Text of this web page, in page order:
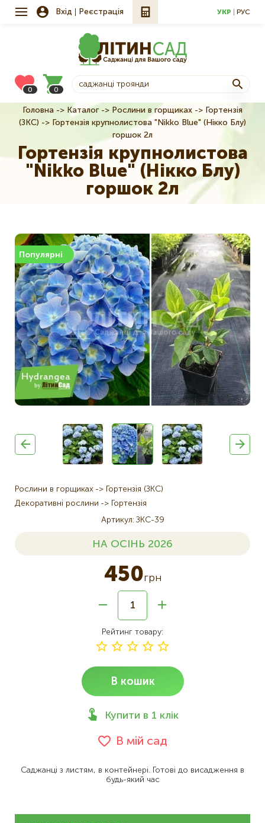
Вхід Реєстрація УКР РУС
0 0
Рядок
Головна Каталог Рослини в горщиках
Гортензія
(ЗКС)
Гортензія крупнолистова "Nikko Blue" (Нікко Блу)
горшок 2л
Гортензія крупнолистова
"Nikko Blue" (Нікко Блу)
горшок 2л
Популярні
Рослини в горщиках
Гортензія (ЗКС)
Декоративні рослини
Гортензія
Артикул ЗКС-39
НА ОСІНЬ 2026
450грн
Рейтинг товару
В кошик
Купити в 1 клік
В мій сад
Саджанці з листям, в контейнері. Готові до висадження в
будь-який час